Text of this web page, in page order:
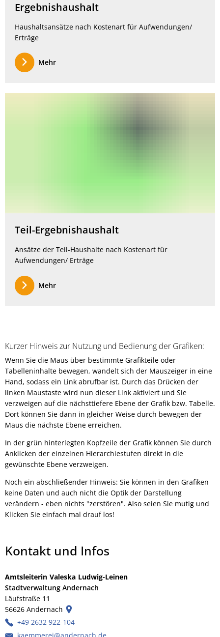
Ergebnishaushalt
Haushaltsansätze nach Kostenart für Aufwendungen/
Erträge
Mehr
Teil-Ergebnishaushalt
Ansätze der Teil-Haushalte nach Kostenart für
Aufwendungen/ Erträge
Mehr
Kurzer Hinweis zur Nutzung und Bedienung der Grafiken:
Wenn Sie die Maus über bestimmte Grafikteile oder
Tabelleninhalte bewegen, wandelt sich der Mauszeiger in eine
Hand, sodass ein Link abrufbar ist. Durch das Drücken der
linken Maustaste wird nun dieser Link aktiviert und Sie
verzweigen auf die nächsttiefere Ebene der Grafik bzw. Tabelle.
Dort können Sie dann in gleicher Weise durch bewegen der
Maus die nächste Ebene erreichen.
In der grün hinterlegten Kopfzeile der Grafik können Sie durch
Anklicken der einzelnen Hierarchiestufen direkt in die
gewünschte Ebene verzweigen.
Noch ein abschließender Hinweis: Sie können in den Grafiken
keine Daten und auch nicht die Optik der Darstellung
verändern - eben nichts "zerstören". Also seien Sie mutig und
Klicken Sie einfach mal drauf los!
Kontakt und Infos
Amtsleiterin Valeska Ludwig-Leinen
Stadtverwaltung Andernach
Läufstraße 11
56626 Andernach
+49 2632 922-104